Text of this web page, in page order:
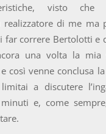
visto che
realizzatore di me ma
far correre Bertolotti e
una volta la mia
così venne conclusa
a discutere
e, come